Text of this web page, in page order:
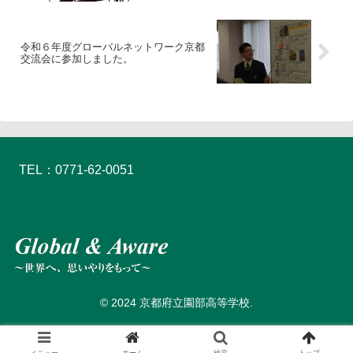
令和６年度グローバルネットワーク京都
交流会に参加しました。
TEL：0771-62-0051
© 2024 京都府立園部高等学校.